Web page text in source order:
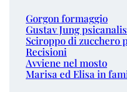
Gorgon formaggio
Gustav Jung
Sciroppo di zucchero
Recisioni
Avviene nel mosto
Marisa ed Elisa in